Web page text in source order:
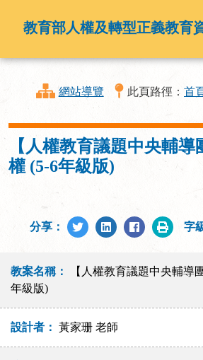
教育部人權及轉型正義教育
網站導覽 此頁路徑： 首
【人權教育議題中央輔導
權 (5-6年級版)
分享： 字
教案名稱：
【人權教育議題中央輔導
年級版)
設計者： 黃家珊 老師